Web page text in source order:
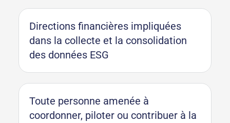
Directions financières impliquées
dans la collecte et la consolidation
des données ESG
Toute personne amenée à
coordonner, piloter ou contribuer à la